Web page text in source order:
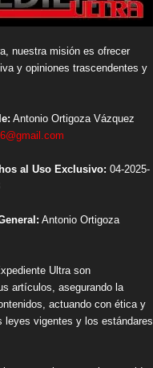
nuestra misión es ofrecer
y opiniones trascendentes y
Antonio Ortigoza Vázquez
al Uso Exclusivo: 04-2025-
Antonio Ortigoza
Ultra son
artículos, asegurando la
actuando con ética y
leyes vigentes y los estándares